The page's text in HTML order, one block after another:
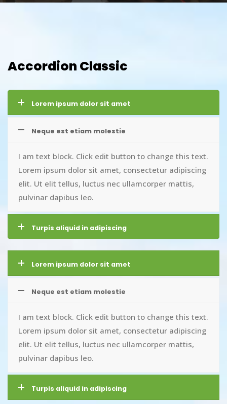
Accordion Classic
Lorem ipsum dolor sit amet
Neque est etiam molestie
I am text block. Click edit button to change this text.
Lorem ipsum dolor sit amet, consectetur adipiscing
elit. Ut elit tellus, luctus nec ullamcorper mattis,
pulvinar dapibus leo.
Turpis aliquid in adipiscing
Lorem ipsum dolor sit amet
Neque est etiam molestie
I am text block. Click edit button to change this text.
Lorem ipsum dolor sit amet, consectetur adipiscing
elit. Ut elit tellus, luctus nec ullamcorper mattis,
pulvinar dapibus leo.
Turpis aliquid in adipiscing